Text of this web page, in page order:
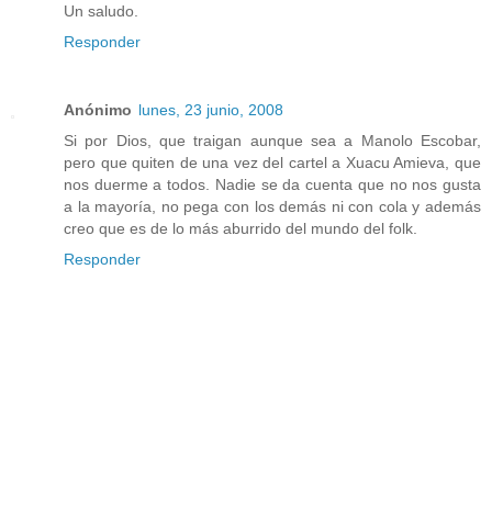
Un saludo.
Responder
Anónimo lunes, 23 junio, 2008
Si por Dios, que traigan aunque sea a Manolo Escobar,
pero que quiten de una vez del cartel a Xuacu Amieva, que
nos duerme a todos. Nadie se da cuenta que no nos gusta
a la mayoría, no pega con los demás ni con cola y además
creo que es de lo más aburrido del mundo del folk.
Responder